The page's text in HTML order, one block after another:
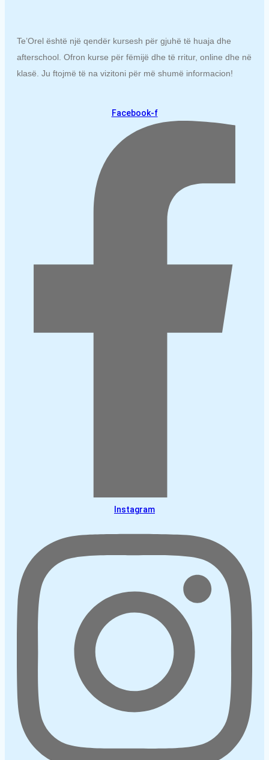
Te’Orel është një qendër kursesh për gjuhë të huaja dhe
afterschool. Ofron kurse për fëmijë dhe të rritur, online dhe në
klasë. Ju ftojmë të na vizitoni për më shumë informacion!
Facebook-f
Instagram